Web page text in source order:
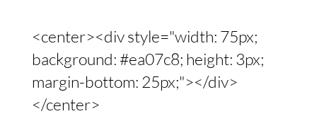
<center><div style="width: 75px;
background: #ea07c8; height: 3px;
margin-bottom: 25px;"></div>
</center>